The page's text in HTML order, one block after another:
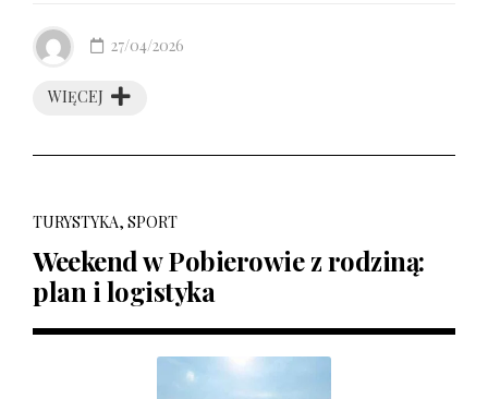
WIĘCEJ
27/04/2026
TURYSTYKA, SPORT
Weekend w Pobierowie z rodziną:
plan i logistyka